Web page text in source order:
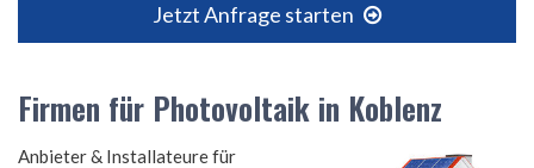
Jetzt Anfrage starten
Firmen für Photovoltaik in Koblenz
Anbieter & Installateure für